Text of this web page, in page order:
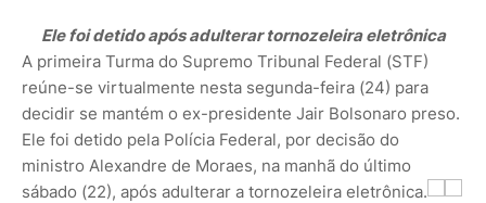
Ele foi detido após adulterar tornozeleira eletrônica
A primeira Turma do Supremo Tribunal Federal (STF)
reúne-se virtualmente nesta segunda-feira (24) para
decidir se mantém o ex-presidente Jair Bolsonaro preso.
Ele foi detido pela Polícia Federal, por decisão do
ministro Alexandre de Moraes, na manhã do último
sábado (22), após adulterar a tornozeleira eletrônica.